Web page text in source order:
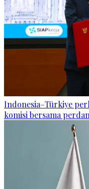
Indonesia–Türkiye
komisi bersama